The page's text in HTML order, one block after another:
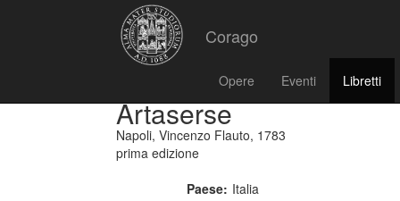
Corago
Opere Eventi Libretti
Artaserse
Napoli, Vincenzo Flauto, 1783
prima edizione
Paese: Italia